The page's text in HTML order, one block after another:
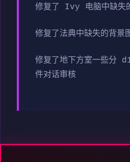
修复了 Ivy 电脑中缺失
修复了法典中缺失的背景
修复了地下方室一些分
件对话审核